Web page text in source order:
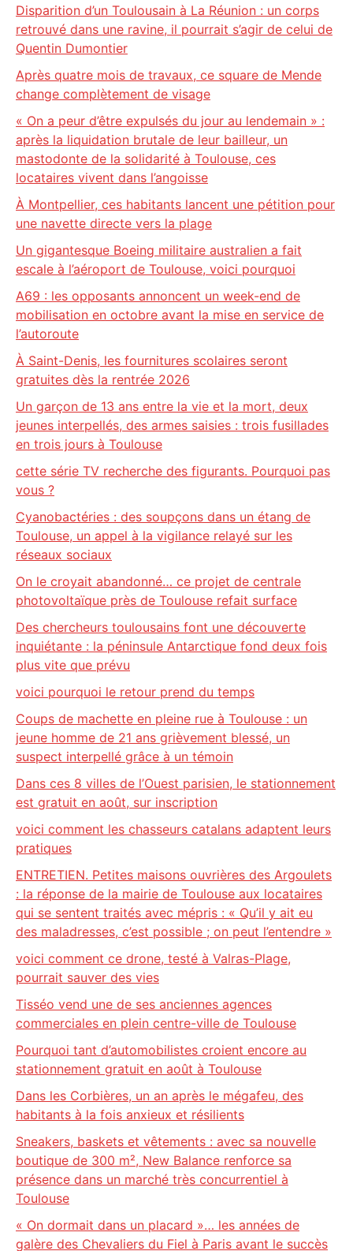
Disparition d’un Toulousain à La Réunion : un corps
retrouvé dans une ravine, il pourrait s’agir de celui de
Quentin Dumontier
Après quatre mois de travaux, ce square de Mende
change complètement de visage
« On a peur d’être expulsés du jour au lendemain » :
après la liquidation brutale de leur bailleur, un
mastodonte de la solidarité à Toulouse, ces
locataires vivent dans l’angoisse
À Montpellier, ces habitants lancent une pétition pour
une navette directe vers la plage
Un gigantesque Boeing militaire australien a fait
escale à l’aéroport de Toulouse, voici pourquoi
A69 : les opposants annoncent un week-end de
mobilisation en octobre avant la mise en service de
l’autoroute
À Saint-Denis, les fournitures scolaires seront
gratuites dès la rentrée 2026
Un garçon de 13 ans entre la vie et la mort, deux
jeunes interpellés, des armes saisies : trois fusillades
en trois jours à Toulouse
cette série TV recherche des figurants. Pourquoi pas
vous ?
Cyanobactéries : des soupçons dans un étang de
Toulouse, un appel à la vigilance relayé sur les
réseaux sociaux
On le croyait abandonné… ce projet de centrale
photovoltaïque près de Toulouse refait surface
Des chercheurs toulousains font une découverte
inquiétante : la péninsule Antarctique fond deux fois
plus vite que prévu
voici pourquoi le retour prend du temps
Coups de machette en pleine rue à Toulouse : un
jeune homme de 21 ans grièvement blessé, un
suspect interpellé grâce à un témoin
Dans ces 8 villes de l’Ouest parisien, le stationnement
est gratuit en août, sur inscription
voici comment les chasseurs catalans adaptent leurs
pratiques
ENTRETIEN. Petites maisons ouvrières des Argoulets
: la réponse de la mairie de Toulouse aux locataires
qui se sentent traités avec mépris : « Qu’il y ait eu
des maladresses, c’est possible ; on peut l’entendre »
voici comment ce drone, testé à Valras-Plage,
pourrait sauver des vies
Tisséo vend une de ses anciennes agences
commerciales en plein centre-ville de Toulouse
Pourquoi tant d’automobilistes croient encore au
stationnement gratuit en août à Toulouse
Dans les Corbières, un an après le mégafeu, des
habitants à la fois anxieux et résilients
Sneakers, baskets et vêtements : avec sa nouvelle
boutique de 300 m², New Balance renforce sa
présence dans un marché très concurrentiel à
Toulouse
« On dormait dans un placard »… les années de
galère des Chevaliers du Fiel à Paris avant le succès